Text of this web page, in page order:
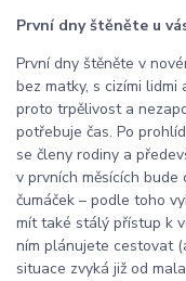
První dny štěněte u
První dny štěněte v
bez matky, s cizími lidmi
proto trpělivost a
potřebuje čas. Po
se členy rodiny a
v prvních měsících
čumáček – podle toho
mít také stálý přístup k
ním plánujete cestovat
situace zvyká již od